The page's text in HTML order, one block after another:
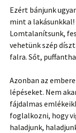
Ezért bánjunk
mint a lakásunkkal!
Lomtalanítsunk,
vehetünk szép
falra. Sőt,
Azonban az
lépéseket. Nem
fájdalmas
foglalkozni, hogy
haladjunk,